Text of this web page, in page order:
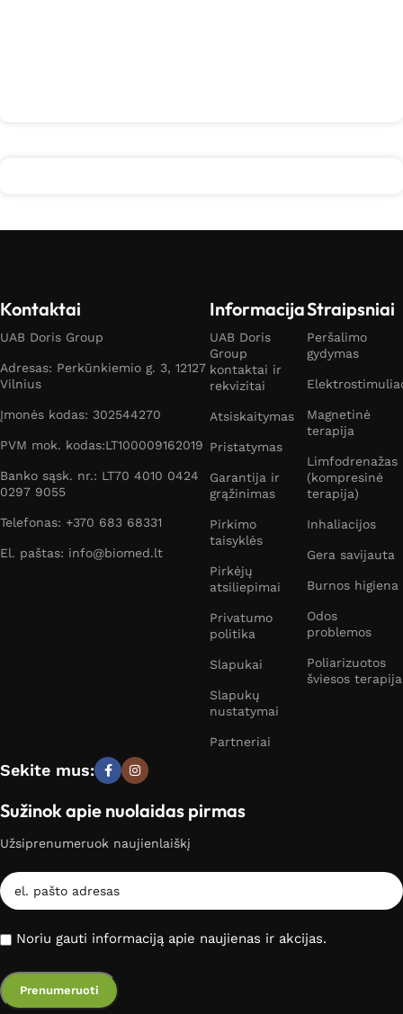
Kontaktai
UAB Doris Group
Adresas: Perkūnkiemio g. 3, 12127
Vilnius
Įmonės kodas: 302544270
PVM mok. kodas:LT100009162019
Banko sąsk. nr.: LT70 4010 0424
0297 9055
Telefonas: +370 683 68331
El. paštas: info@biomed.lt
Informacija
UAB Doris
Group
kontaktai ir
rekvizitai
Atsiskaitymas
Pristatymas
Garantija ir
grąžinimas
Pirkimo
taisyklės
Pirkėjų
atsiliepimai
Privatumo
politika
Slapukai
Slapukų
nustatymai
Partneriai
Straipsniai
Peršalimo
gydymas
Magnetinė
terapija
Limfodrenažas
(kompresinė
terapija)
Inhaliacijos
Gera savijauta
Burnos higiena
Odos
problemos
Poliarizuotos
šviesos terapija
Sekite mus:
Sužinok apie nuolaidas pirmas
Užsiprenumeruok naujienlaiškį
Noriu gauti informaciją apie naujienas ir akcijas.